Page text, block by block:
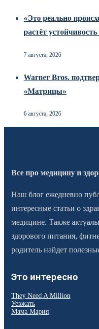
«Это реально
растёт
7 августа, 2026
Warner Bros.
«Матрицы»
6 августа, 2026
Все про медицину и
Наш блог ежедневно
интересные статьи о
медицине. Также
здорового питания,
родитель найдет
Это интересно
They Need A Million
Уезжать
Мама Мария